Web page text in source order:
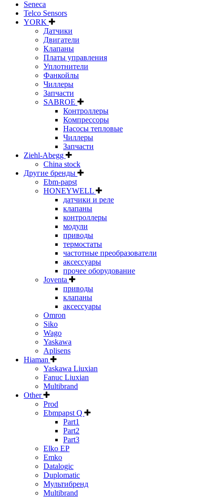
Seneca
Telco Sensors
YORK
Датчики
Двигатели
Клапаны
Платы управления
Уплотнители
Фанкойлы
Чиллеры
Запчасти
SABROE
Контроллеры
Компрессоры
Насосы тепловые
Чиллеры
Запчасти
Ziehl-Abegg
China stock
Другие бренды
Ebm-papst
HONEYWELL
датчики и реле
клапаны
контроллеры
модули
приводы
термостаты
частотные преобразователи
аксессуары
прочее оборудование
Joventa
приводы
клапаны
аксессуары
Omron
Siko
Wago
Yaskawa
Aplisens
Hiaman
Yaskawa Liuxian
Fanuc Liuxian
Multibrand
Other
Prod
Ebmpapst Q
Part1
Part2
Part3
Elko EP
Emko
Datalogic
Duplomatic
Мультибренд
Multibrand